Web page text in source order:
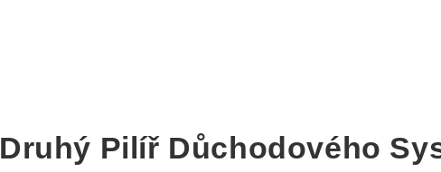
Druhý Pilíř Důchodového